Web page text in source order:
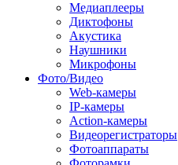
Медиаплееры
Диктофоны
Акустика
Наушники
Микрофоны
Фото/Видео
Web-камеры
IP-камеры
Action-камеры
Видеорегистраторы
Фотоаппараты